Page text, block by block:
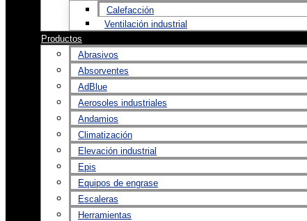
Calefacción
Ventilación industrial
Productos
Abrasivos
Absorventes
AdBlue
Aerosoles industriales
Andamios
Climatización
Elevación industrial
Epis
Equipos de engrase
Escaleras
Herramientas